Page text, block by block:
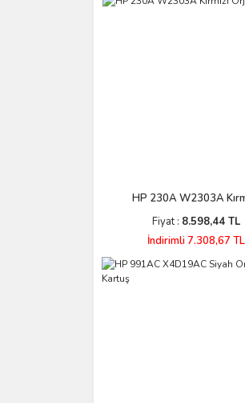
HP 230A W2303A
Fiyat : 8.598,44 TL
İndirimli 7.308,67 TL